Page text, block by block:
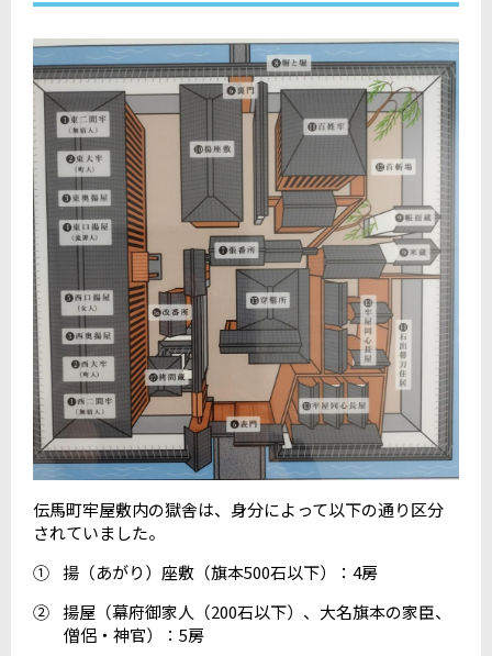
伝馬町牢屋敷内の獄舎は、身分によって以下の通り区分
されていました。
① 揚（あがり）座敷（旗本500石以下）： 4房
② 揚屋（幕府御家人（200石以下）、大名旗本の家臣、
僧侶・神官）： 5房